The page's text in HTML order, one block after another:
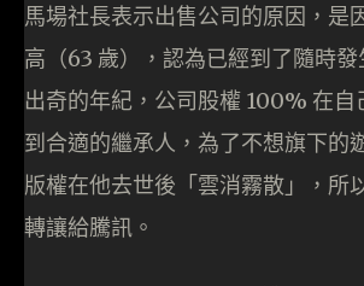
馬場社長表示出售公司的原因，是
高（63 歲），認為已經到了隨時
出奇的年紀，公司股權 100% 在自
到合適的繼承人，為了不想旗下的
版權在他去世後「雲消霧散」，所
轉讓給騰訊。